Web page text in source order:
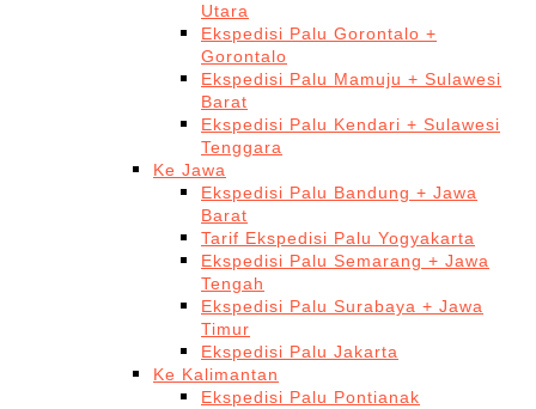
Utara
Ekspedisi Palu Gorontalo +
Gorontalo
Ekspedisi Palu Mamuju + Sulawesi
Barat
Ekspedisi Palu Kendari + Sulawesi
Tenggara
Ke Jawa
Ekspedisi Palu Bandung + Jawa
Barat
Tarif Ekspedisi Palu Yogyakarta
Ekspedisi Palu Semarang + Jawa
Tengah
Ekspedisi Palu Surabaya + Jawa
Timur
Ekspedisi Palu Jakarta
Ke Kalimantan
Ekspedisi Palu Pontianak